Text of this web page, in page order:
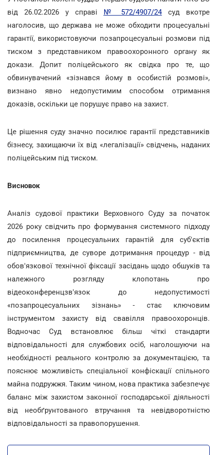
від 26.02.2026 у справі № 572/4907/24суд вкотре
наголосив, що держава не може обходити процесуальні
гарантії, використовуючи позапроцесуальні розмови під
тиском з представником правоохоронного органу як
докази. Допит поліцейського як свідка про те, що
обвинувачений «зізнався йому в особистій розмові»,
визнано явно недопустимим способом отримання
доказів, оскільки це порушує право на захист.
Це рішення суду значно посилює гарантії представників
бізнесу, захищаючи їх від «легалізації» свідчень, наданих
поліцейським під тиском.
Висновок
Аналіз судової практики Верховного Суду за початок
2026 року свідчить про формування системного підходу
до посилення процесуальних гарантій для суб'єктів
підприємництва, де суворе дотримання процедур - від
обов'язкової технічної фіксації засідань щодо обшуків та
належного розгляду клопотань про
відеоконференцзв'язок до недопустимості
«позапроцесуальних зізнань» - стає ключовим
інструментом захисту від свавілля правоохоронців.
Водночас Суд встановлює більш чіткі стандарти
відповідальності для службових осіб, наголошуючи на
необхідності реального контролю за документацією, та
пояснює можливість спеціальної конфіскації спільного
майна подружжя. Таким чином, нова практика забезпечує
баланс між захистом законної господарської діяльності
від необґрунтованого втручання та невідворотністю
відповідальності за правопорушення.